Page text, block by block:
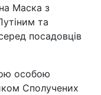
Маска з
та
посадовців
особою
Сполучених